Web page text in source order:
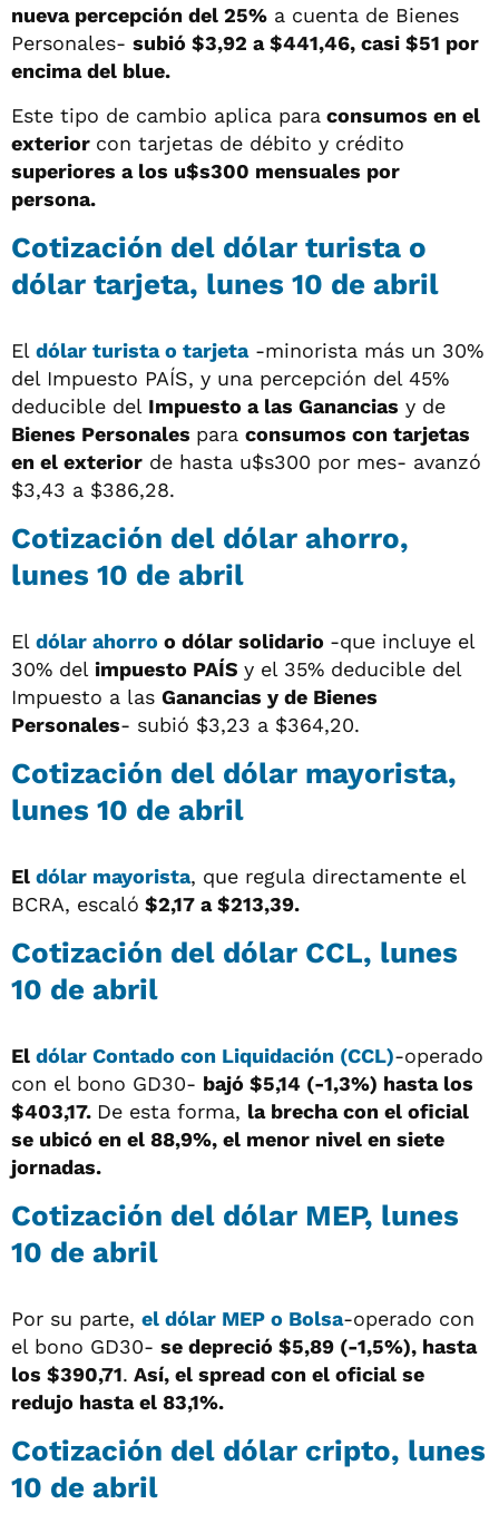
nueva percepción del 25% a cuenta de Bienes
Personales- subió $3,92 a $441,46, casi $51 por
encima del blue.
Este tipo de cambio aplica para consumos en el
exterior con tarjetas de débito y crédito
superiores a los u$s300 mensuales por
persona.
Cotización del dólar turista o
dólar tarjeta, lunes 10 de abril
El dólar turista o tarjeta-minorista más un 30%
del Impuesto PAÍS, y una percepción del 45%
deducible del Impuesto a las Ganancias y de
Bienes Personales para consumos con tarjetas
en el exterior de hasta u$s300 por mes- avanzó
$3,43 a $386,28.
Cotización del dólar ahorro,
lunes 10 de abril
El dólar ahorro o dólar solidario -que incluye el
30% del impuesto PAÍS y el 35% deducible del
Impuesto a las Ganancias y de Bienes
Personales- subió $3,23 a $364,20.
Cotización del dólar mayorista,
lunes 10 de abril
El dólar mayorista, que regula directamente el
BCRA, escaló $2,17 a $213,39.
Cotización del dólar CCL, lunes
10 de abril
El dólar Contado con Liquidación (CCL)-operado
con el bono GD30- bajó $5,14 (-1,3%) hasta los
$403,17. De esta forma, la brecha con el oficial
se ubicó en el 88,9%, el menor nivel en siete
jornadas.
Cotización del dólar MEP, lunes
10 de abril
Por su parte, el dólar MEP o Bolsa-operado con
el bono GD30- se depreció $5,89 (-1,5%), hasta
los $390,71. Así, el spread con el oficial se
redujo hasta el 83,1%.
Cotización del dólar cripto, lunes
10 de abril